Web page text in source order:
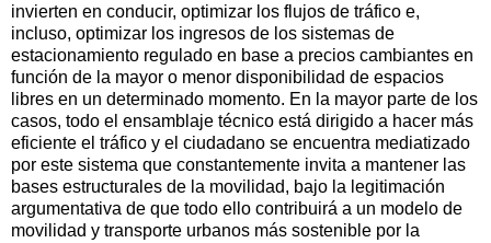
invierten en conducir, optimizar los flujos de tráfico e,
incluso, optimizar los ingresos de los sistemas de
estacionamiento regulado en base a precios cambiantes en
función de la mayor o menor disponibilidad de espacios
libres en un determinado momento. En la mayor parte de los
casos, todo el ensamblaje técnico está dirigido a hacer más
eficiente el tráfico y el ciudadano se encuentra mediatizado
por este sistema que constantemente invita a mantener las
bases estructurales de la movilidad, bajo la legitimación
argumentativa de que todo ello contribuirá a un modelo de
movilidad y transporte urbanos más sostenible por la